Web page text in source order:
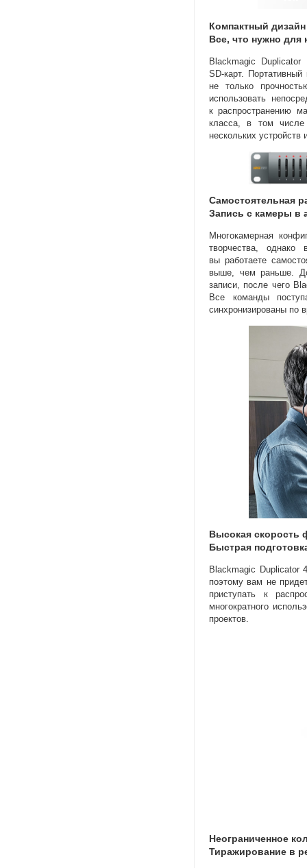
Компактный дизайн
Все, что нужно для
Blackmagic
SD-карт. Портативный
не только
использовать
к распространению
класса,
в том числе
нескольких
Самостоятельная
Запись с камеры в
Многокамерная
творчества,
однако
вы работаете
выше, чем раньше.
записи, после чего
Все команды
синхронизированы по
Высокая скорость
Быстрая
Blackmagic Duplicator
поэтому вам не
приступать к
многократного
проектов.
Неограниченное
Тиражирование в